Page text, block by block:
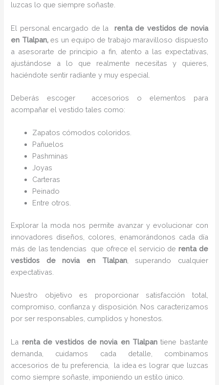
luzcas lo que siempre soñaste.
El personal encargado de la renta de vestidos de novia
en Tlalpan,es un equipo de trabajo maravilloso dispuesto
a asesorarte de principio a fin, atento a las expectativas,
ajustándose a lo que realmente necesitas y quieres,
haciéndote sentir radiante y muy especial.
Deberás escoger accesorios o elementos para
acompañar el vestido tales como:
Zapatos cómodos coloridos.
Pañuelos
Pashminas
Joyas
Carteras
Peinado
Entre otros.
Explorar la moda nos permite avanzar y evolucionar con
innovadores diseños, colores, enamorándonos cada día
más de las tendencias que ofrece el servicio de renta de
vestidos de novia en Tlalpan, superando cualquier
expectativas.
Nuestro objetivo es proporcionar satisfacción total,
compromiso, confianza y disposición. Nos caracterizamos
por ser responsables, cumplidos y honestos.
La renta de vestidos de novia en Tlalpantiene bastante
demanda, cuidamos cada detalle, combinamos
accesorios de tu preferencia, la idea es lograr que luzcas
como siempre soñaste, imponiendo un estilo único.